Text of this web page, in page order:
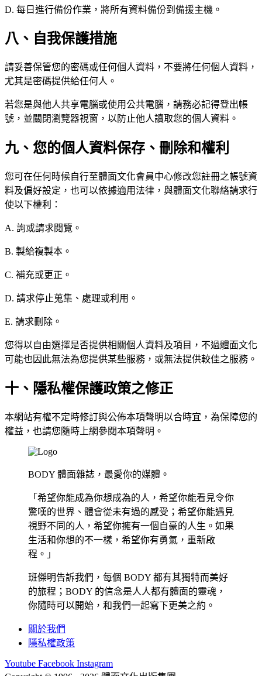
D. 每日進行備份作業，將所有資料備份到備援主機。
八、自我保護措施
請妥善保管您的密碼或任何個人資料，不要將任何個人資料，
尤其是密碼提供給任何人。
若您是與他人共享電腦或使用公共電腦，請務必記得登出帳
號，並關閉瀏覽器視窗，以防止他人讀取您的個人資料。
九、您的個人資料保存、刪除和權利
您可在任何時候自行至體面文化會員中心修改您註冊之帳號資
料及偏好設定，也可以依據適用法律，與體面文化聯絡請求行
使以下權利：
A. 詢或請求閱覽。
B. 製給複製本。
C. 補充或更正。
D. 請求停止蒐集、處理或利用。
E. 請求刪除。
您得以自由選擇是否提供相關個人資料及項目，不過體面文化
可能也因此無法為您提供某些服務，或無法提供較佳之服務。
十、隱私權保護政策之修正
本網站有權不定時修訂與公佈本項聲明以合時宜，為保障您的
權益，也請您隨時上網參閱本項聲明。
BODY 體面雜誌，最愛你的媒體。
「希望你能成為你想成為的人，希望你能看見令你
驚嘆的世界、體會從未有過的感受；希望你能遇見
視野不同的人，希望你擁有一個自豪的人生。如果
生活和你想的不一樣，希望你有勇氣，重新啟
程。」
班傑明告訴我們，每個 BODY 都有其獨特而美好
的旅程；BODY 的信念是人人都有體面的靈魂，
你隨時可以開始，和我們一起寫下更美之約。
關於我們
隱私權政策
Youtube Facebook Instagram